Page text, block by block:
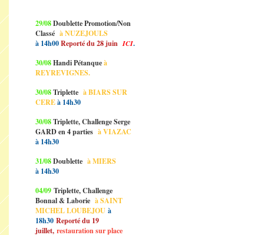
29/08Doublette Promotion/Non
Classé à NUZEJOULS
à 14h00Reporté du 28 juin ICI.
30/08Handi Pétanqueà
REYREVIGNES.
30/08Triplette à BIARS SUR
CEREà 14h30
30/08Triplette, Challenge Serge
GARD en 4 parties à VIAZAC
à 14h30
31/08Doublette à MIERS
à 14h30
04/09 Triplette, Challenge
Bonnal & Laborie à SAINT
MICHEL LOUBEJOU à
18h30 Reporté du 19
juillet, restauration sur place